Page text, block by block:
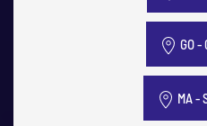
GO -
MA -